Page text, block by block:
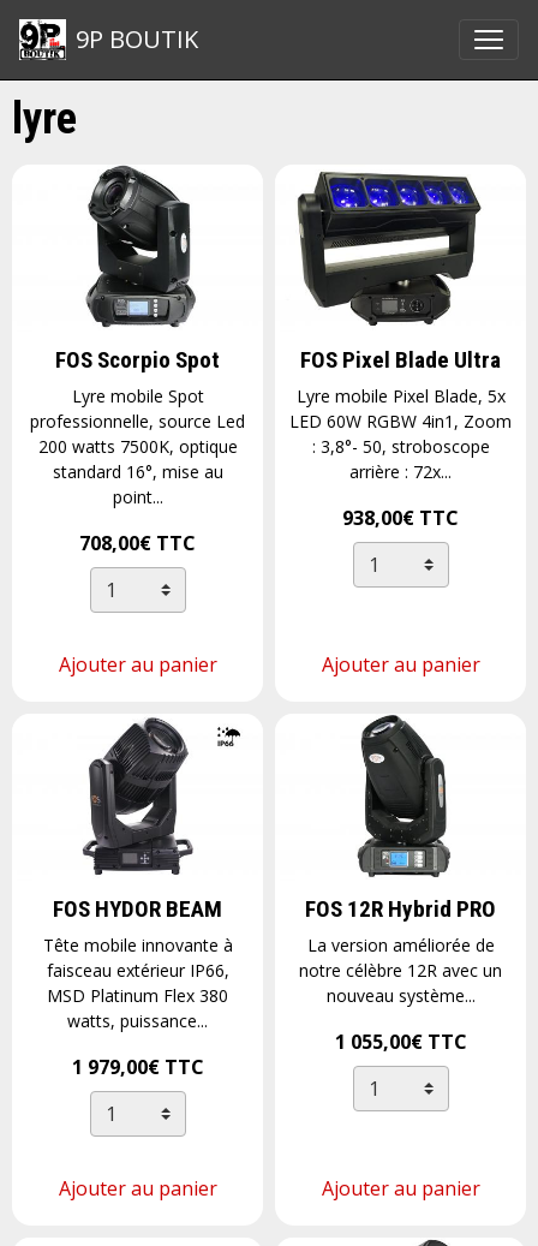
9P BOUTIK
lyre
FOS Scorpio Spot
Lyre mobile Spot
professionnelle, source Led
200 watts 7500K, optique
standard 16°, mise au
point...
708,00€ TTC
Ajouter au panier
FOS Pixel Blade Ultra
Lyre mobile Pixel Blade, 5x
LED 60W RGBW 4in1, Zoom
: 3,8°- 50, stroboscope
arrière : 72x...
938,00€ TTC
Ajouter au panier
FOS HYDOR BEAM
Tête mobile innovante à
faisceau extérieur IP66,
MSD Platinum Flex 380
watts, puissance...
1 979,00€ TTC
Ajouter au panier
FOS 12R Hybrid PRO
La version améliorée de
notre célèbre 12R avec un
nouveau système...
1 055,00€ TTC
Ajouter au panier